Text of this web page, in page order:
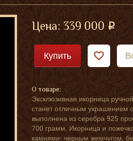
Цена:339 000
Купить
О товаре:
Эксклюзивная икорница
станет отличным украшением
выполнена из серебра 925
700 грамм. Икорница и
камнями: черным жемчугом,